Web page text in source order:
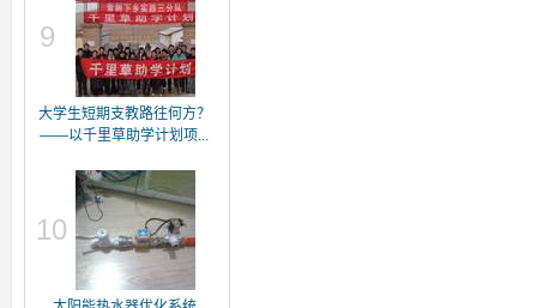
9
大学生短期支教路往何方？
——以千里草助学计划项...
10